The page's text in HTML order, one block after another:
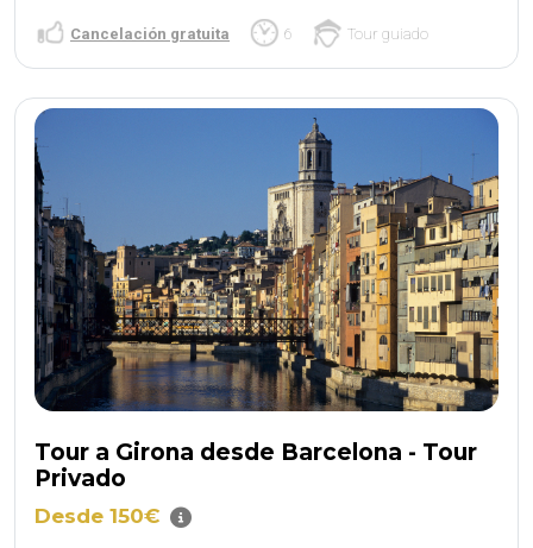
Cancelación gratuita 6 Tour guiado
Tour a Girona desde Barcelona - Tour
Privado
Desde 150€